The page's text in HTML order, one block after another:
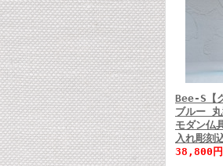
Bee-S【
ブルー
モダン仏
入れ彫刻
38,800